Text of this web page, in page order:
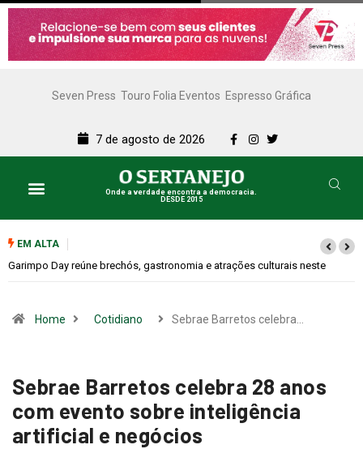
Seven Press Touro Folia Eventos Espresso Gráfica
7 de agosto de 2026
Onde a verdade encontra a democracia.
DESDE 2015
EM ALTA
Bugonia transforma paranoia e conspiração em um suspense
Home Cotidiano Sebrae Barretos celebra…
Sebrae Barretos celebra 28 anos
com evento sobre inteligência
artificial e negócios